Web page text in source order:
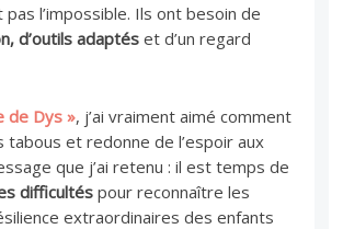
l’impossible. Ils ont besoin de
d’outils adaptéset d’un regard
de Dys », j’ai vraiment aimé comment
tabous et redonne de l’espoir aux
que j’ai retenu : il est temps de
difficultéspour reconnaître les
extraordinaires des enfants